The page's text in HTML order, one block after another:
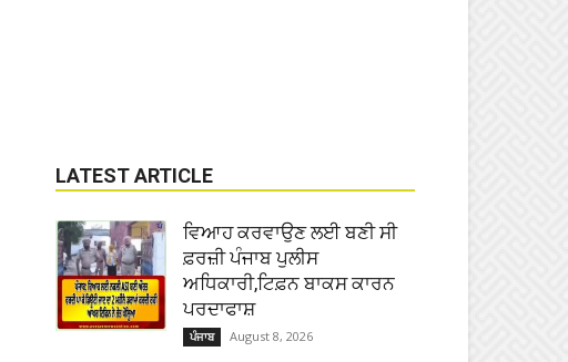
LATEST ARTICLE
ਵਿਆਹ ਕਰਵਾਉਣ ਲਈ ਬਣੀ ਸੀ
ਫ਼ਰਜ਼ੀ ਪੰਜਾਬ ਪੁਲੀਸ
ਅਧਿਕਾਰੀ,ਟਿਫ਼ਨ ਬਾਕਸ ਕਾਰਨ
ਪਰਦਾਫਾਸ਼
ਪੰਜਾਬ August 8, 2026